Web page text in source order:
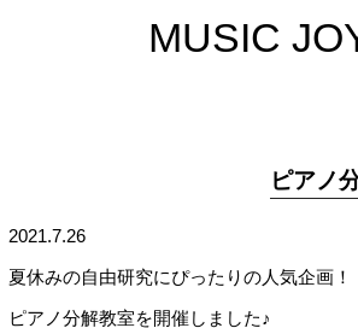
MUSIC
ピアノ
2021.7.26
夏休みの自由研究にぴったりの人気企画！
ピアノ分解教室を開催しました♪